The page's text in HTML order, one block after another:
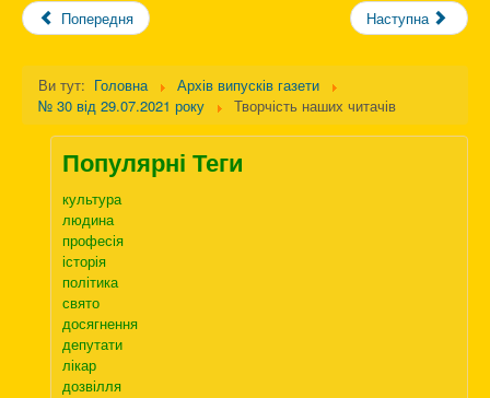
Попередня Наступна
Ви тут: Головна
Архів випусків газети
№ 30 від 29.07.2021 року
Творчість наших читачів
Популярні Теги
культура
людина
професія
історія
політика
свято
досягнення
депутати
лікар
дозвілля